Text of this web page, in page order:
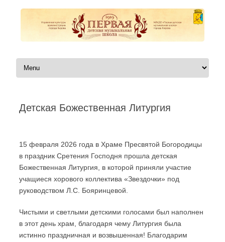
Перейти к содержимому
Детская Божественная Литургия
15 февраля 2026 года в Храме Пресвятой Богородицы
в праздник Сретения Господня прошла детская
Божественная Литургия, в которой приняли участие
учащиеся хорового коллектива «Звездочки» под
руководством Л.С. Бояринцевой.
Чистыми и светлыми детскими голосами был наполнен
в этот день храм, благодаря чему Литургия была
истинно праздничная и возвышенная! Благодарим